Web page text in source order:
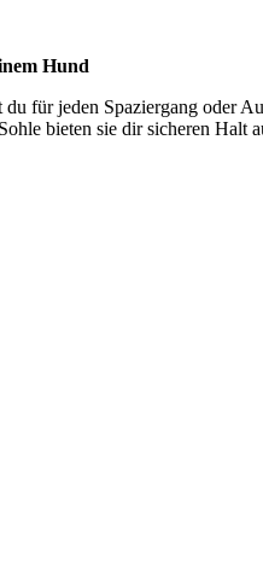
Hund
für jeden Spaziergang oder
bieten sie dir sicheren